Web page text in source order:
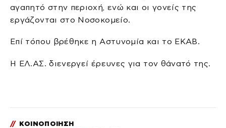
αγαπητό στην περιοχή, ενώ και οι γονείς της
εργάζονται στο Νοσοκομείο.
Επί τόπου βρέθηκε η Αστυνομία και το ΕΚΑΒ.
Η ΕΛ.ΑΣ. διενεργεί έρευνες για τον θάνατό της.
// ΚΟΙΝΟΠΟΙΗΣΗ